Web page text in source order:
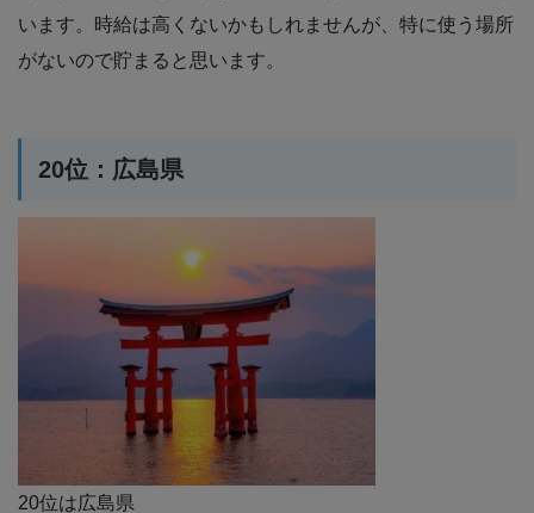
います。時給は高くないかもしれませんが、特に使う場所
がないので貯まると思います。
20位：広島県
20位は広島県